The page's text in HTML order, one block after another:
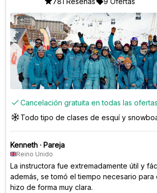
Cancelación gratuita en todas las ofertas
Todo tipo de clases de esquí y
Kenneth · Pareja
Reino Unido
La instructora fue extremadamente útil y
además, se tomó el tiempo necesario
hizo de forma muy clara.